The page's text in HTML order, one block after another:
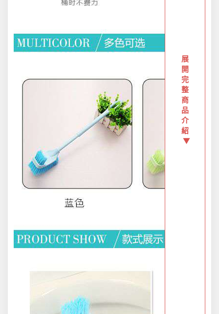
寵物/玩具
居家收納
新品上市
節慶熱賣
展
開
完
整
商
品
介
紹
▼